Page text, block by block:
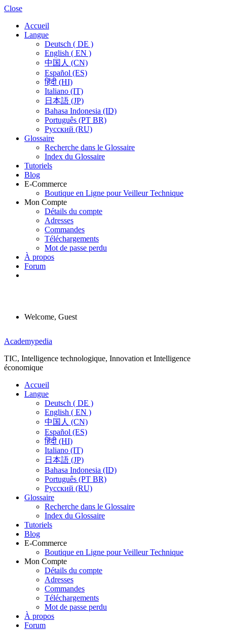
Close
Accueil
Langue
Deutsch ( DE )
English ( EN )
中国人 (CN)
Español (ES)
हिंदी (HI)
Italiano (IT)
日本語 (JP)
Bahasa Indonesia (ID)
Português (PT BR)
Pусский (RU)
Glossaire
Recherche dans le Glossaire
Index du Glossaire
Tutoriels
Blog
E-Commerce
Boutique en Ligne pour Veilleur Technique
Mon Compte
Détails du compte
Adresses
Commandes
Téléchargements
Mot de passe perdu
À propos
Forum
Welcome, Guest
Menu
Academypedia
TIC, Intelligence technologique, Innovation et Intelligence
économique
Accueil
Langue
Deutsch ( DE )
English ( EN )
中国人 (CN)
Español (ES)
हिंदी (HI)
Italiano (IT)
日本語 (JP)
Bahasa Indonesia (ID)
Português (PT BR)
Pусский (RU)
Glossaire
Recherche dans le Glossaire
Index du Glossaire
Tutoriels
Blog
E-Commerce
Boutique en Ligne pour Veilleur Technique
Mon Compte
Détails du compte
Adresses
Commandes
Téléchargements
Mot de passe perdu
À propos
Forum